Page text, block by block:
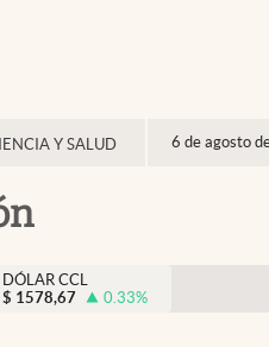
Y SALUD 6 de agosto
DÓLAR CCL
$ 1578,67 0.33%